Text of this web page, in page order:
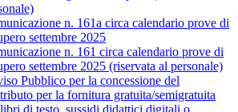
n. 161a circa calendario prove di
settembre 2025
n. 161 circa calendario prove di
settembre 2025 (riservata al personale)
Pubblico per la concessione del
per la fornitura gratuita/semigratuita